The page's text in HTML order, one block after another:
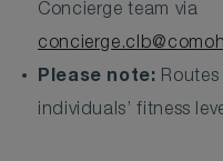
Concierge team via
Please note:
individuals’ fitness